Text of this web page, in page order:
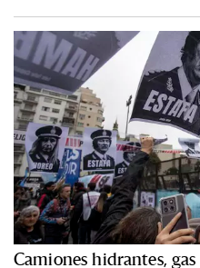
Camiones hidrantes,